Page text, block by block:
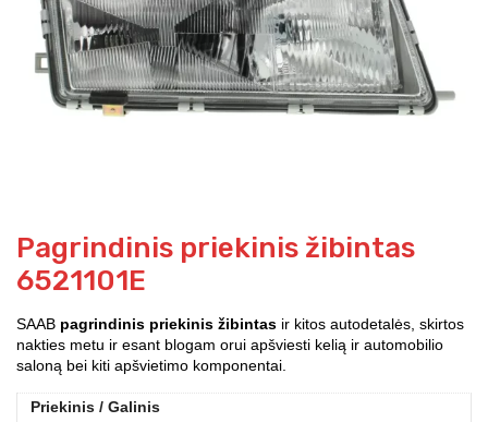
Pagrindinis priekinis žibintas
6521101E
SAAB pagrindinis priekinis žibintas ir kitos autodetalės, skirtos
nakties metu ir esant blogam orui apšviesti kelią ir automobilio
saloną bei kiti apšvietimo komponentai.
Priekinis / Galinis